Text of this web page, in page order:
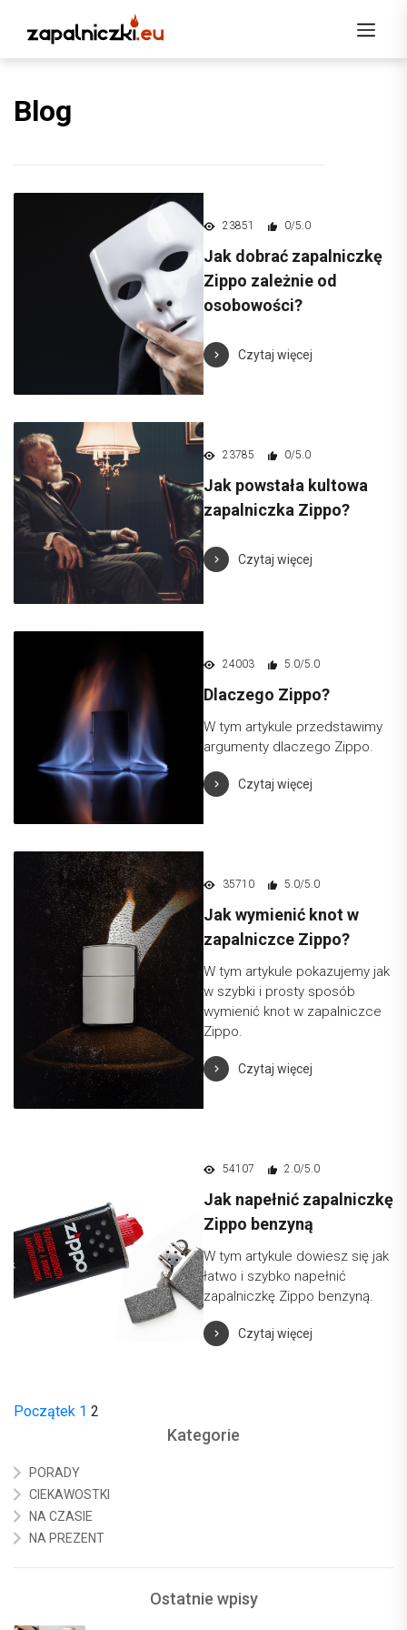
Blog
23851 0/5.0
Jak dobrać zapalniczkę
Zippo zależnie od
osobowości?
Czytaj więcej
23785 0/5.0
Jak powstała kultowa
zapalniczka Zippo?
Czytaj więcej
24003 5.0/5.0
Dlaczego Zippo?
W tym artykule przedstawimy
argumenty dlaczego Zippo.
Czytaj więcej
35710 5.0/5.0
Jak wymienić knot w
zapalniczce Zippo?
W tym artykule pokazujemy jak
w szybki i prosty sposób
wymienić knot w zapalniczce
Zippo.
Czytaj więcej
54107 2.0/5.0
Jak napełnić zapalniczkę
Zippo benzyną
W tym artykule dowiesz się jak
łatwo i szybko napełnić
zapalniczkę Zippo benzyną.
Czytaj więcej
Początek 1 2
Kategorie
PORADY
CIEKAWOSTKI
NA CZASIE
NA PREZENT
Ostatnie wpisy